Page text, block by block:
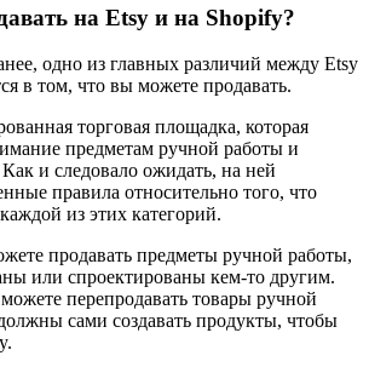
на Etsy и на Shopify?
одно из главных различий между Etsy
в том, что вы можете продавать.
торговая площадка, которая
предметам ручной работы и
и следовало ожидать, на ней
правила относительно того, что
из этих категорий.
продавать предметы ручной работы,
или спроектированы кем-то другим.
перепродавать товары ручной
сами создавать продукты, чтобы